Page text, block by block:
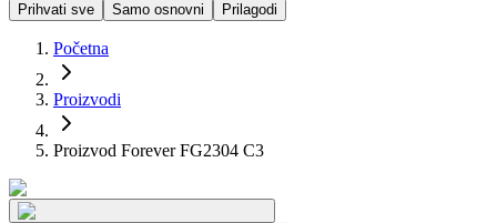
Prihvati sve Samo osnovni Prilagodi
Početna
Proizvodi
Proizvod Forever FG2304 C3